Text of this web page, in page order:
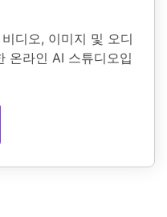
디오, 이미지 및 오디
온라인 AI 스튜디오입